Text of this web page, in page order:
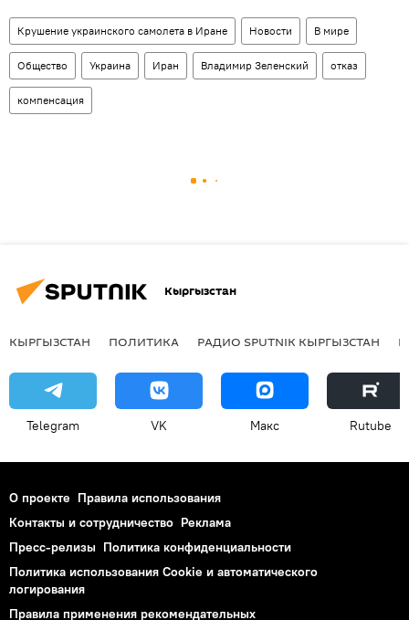
Крушение украинского самолета в Иране Новости В мире
Общество Украина Иран Владимир Зеленский отказ
компенсация
Кыргызстан
КЫРГЫЗСТАН ПОЛИТИКА РАДИО SPUTNIK КЫРГЫЗСТАН
Telegram VK Макс Rutube
О проекте Правила использования
Контакты и сотрудничество Реклама
Пресс-релизы Политика конфиденциальности
Политика использования Cookie и автоматического
логирования
Правила применения рекомендательных